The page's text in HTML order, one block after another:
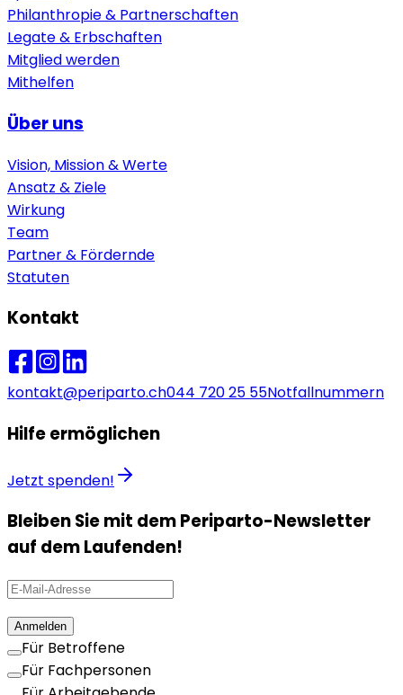
Philanthropie & Partnerschaften
Legate & Erbschaften
Mitglied werden
Mithelfen
Über uns
Vision, Mission & Werte
Ansatz & Ziele
Wirkung
Team
Partner & Fördernde
Statuten
Kontakt
kontakt@periparto.ch044 720 25 55Notfallnummern
Hilfe ermöglichen
Jetzt spenden!
Bleiben Sie mit dem Periparto-Newsletter
auf dem Laufenden!
Anmelden
Für Betroffene
Für Fachpersonen